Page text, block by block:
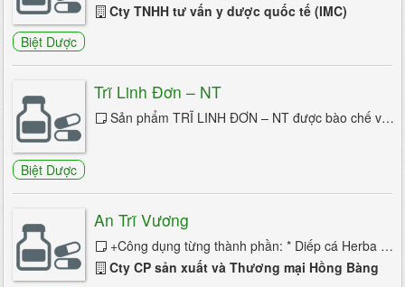
Ngất
Nhức đầu
Nhược cơ
Parkinson
Parkinson thứ phát
Rối loạn giấc ngủ
700/24 trang 1 2 3 5
6
Biệt Dược
Cty TNHH tư vấn y dược quốc tế (IMC)
Biệt Dược
Trĩ Linh Đơn – NT
Sản phẩm TRĨ LINH ĐƠN – NT được bào chế với công thức phối hợp độc đáo từ các dược liệu quý, TRĨ LINH ĐƠN – NT có công năng Bổ khí...
An Trĩ Vương
+Công dụng từng thành phần: * Diếp cá Herba houttuyniae: có tác dụng thanh nhiệt, giải độc, lợi tiểu, tiêu thũng, sát trùng. Các hoạt chất trong...
Cty CP sản xuất và Thương mại Hồng Bàng